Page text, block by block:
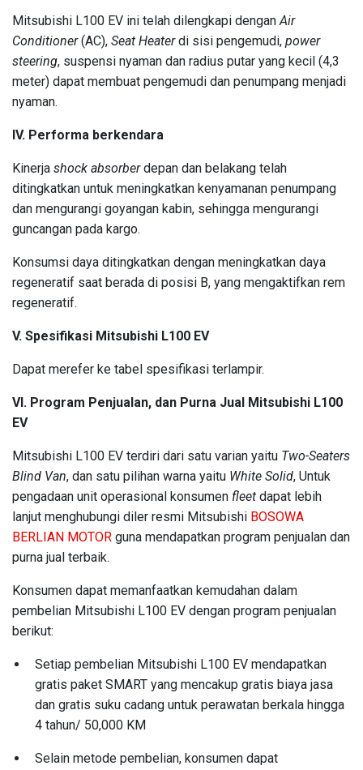
Mitsubishi L100 EV ini telah dilengkapi denganAir
Conditioner(AC), Seat Heaterdi sisi pengemudi, power
steering, suspensi nyaman dan radius putar yang kecil (4,3
meter) dapat membuat pengemudi dan penumpang menjadi
nyaman.
IV. Performa berkendara
Kinerja shock absorberdepan dan belakang telah
ditingkatkan untuk meningkatkan kenyamanan penumpang
dan mengurangi goyangan kabin, sehingga mengurangi
guncangan pada kargo.
Konsumsi daya ditingkatkan dengan meningkatkan daya
regeneratif saat berada di posisi B, yang mengaktifkan rem
regeneratif.
V. Spesifikasi Mitsubishi L100 EV
Dapat merefer ke tabel spesifikasi terlampir.
VI. Program Penjualan, dan Purna Jual Mitsubishi L100
EV
Mitsubishi L100 EV terdiri dari satu varian yaitu Two-Seaters
Blind Van, dan satu pilihan warna yaitu White Solid, Untuk
pengadaan unit operasional konsumen fleet dapat lebih
lanjut menghubungi diler resmi Mitsubishi BOSOWA
BERLIAN MOTOR guna mendapatkan program penjualan dan
purna jual terbaik.
Konsumen dapat memanfaatkan kemudahan dalam
pembelian Mitsubishi L100 EV dengan program penjualan
berikut:
Setiap pembelian Mitsubishi L100 EV mendapatkan
gratis paket SMART yang mencakup gratis biaya jasa
dan gratis suku cadang untuk perawatan berkala hingga
4 tahun/ 50,000 KM
Selain metode pembelian, konsumen dapat